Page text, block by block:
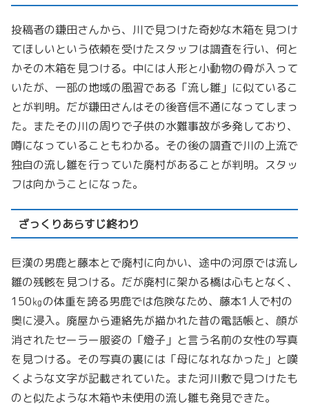
投稿者の鎌田さんから、川で見つけた奇妙な木箱を見つけ
てほしいという依頼を受けたスタッフは調査を行い、何と
かその木箱を見つける。中には人形と小動物の骨が入って
いたが、一部の地域の風習である「流し雛」に似ているこ
とが判明。だが鎌田さんはその後音信不通になってしまっ
た。またその川の周りで子供の水難事故が多発しており、
噂になっていることもわかる。その後の調査で川の上流で
独自の流し雛を行っていた廃村があることが判明。スタッ
フは向かうことになった。
ざっくりあらすじ終わり
巨漢の男鹿と藤本とで廃村に向かい、途中の河原では流し
雛の残骸を見つける。だが廃村に架かる橋は心もとなく、
150㎏の体重を誇る男鹿では危険なため、藤本1人で村の
奥に浸入。廃屋から連絡先が描かれた昔の電話帳と、顔が
消されたセーラー服姿の「燈子」と言う名前の女性の写真
を見つける。その写真の裏には「母になれなかった」と嘆
くような文字が記載されていた。また河川敷で見つけたも
のと似たような木箱や未使用の流し雛も発見できた。